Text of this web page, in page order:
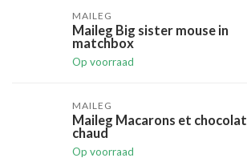
MAILEG
Maileg Big sister mouse in
matchbox
Op voorraad
MAILEG
Maileg Macarons et chocolat
chaud
Op voorraad